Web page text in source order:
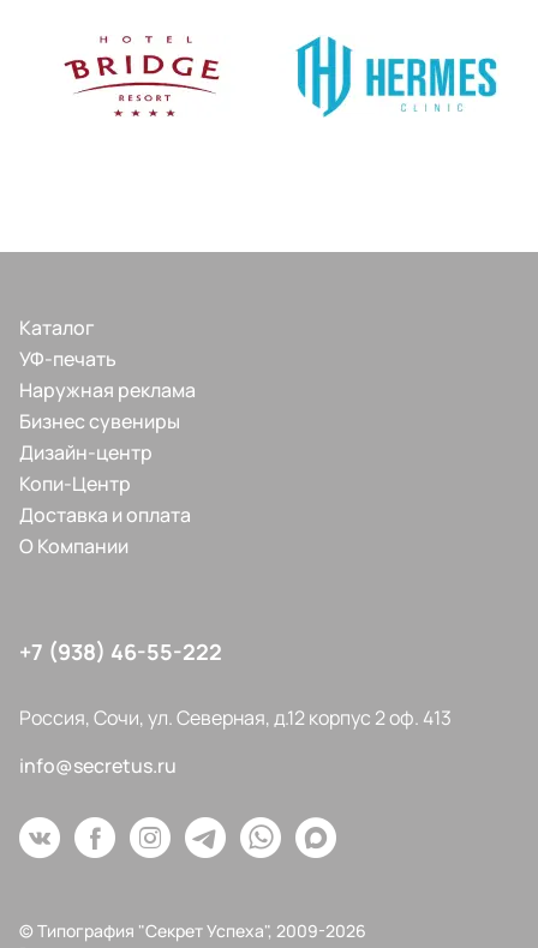
Каталог
УФ-печать
Наружная реклама
Бизнес сувениры
Дизайн-центр
Копи-Центр
Доставка и оплата
О Компании
+7 (938) 46-55-222
Россия, Сочи, ул. Северная, д.12 корпус 2 оф. 413
info@secretus.ru
© Типография "Секрет Успеха", 2009-2026